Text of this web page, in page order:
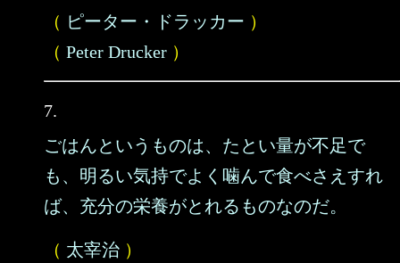
（ ピーター・ドラッカー ）
（ Peter Drucker ）
7.
ごはんというものは、たとい量が不足で
も、明るい気持でよく噛んで食べさえすれ
ば、充分の栄養がとれるものなのだ。
（ 太宰治 ）